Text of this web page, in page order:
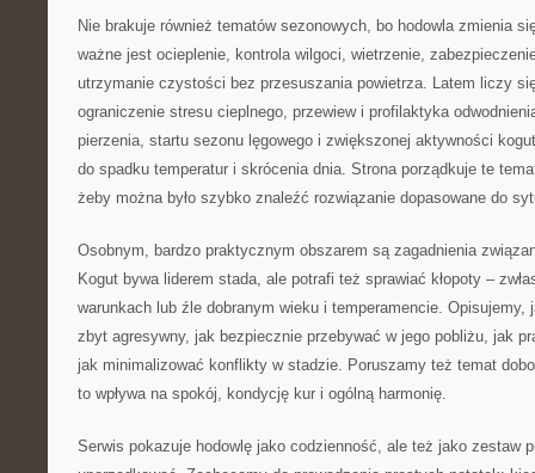
Nie brakuje również tematów sezonowych, bo hodowla zmienia
ważne jest ocieplenie, kontrola wilgoci, wietrzenie,
utrzymanie czystości bez przesuszania powietrza. Latem liczy
ograniczenie stresu cieplnego, przewiew i profilaktyka
pierzenia, startu sezonu lęgowego i zwiększonej aktywności
do spadku temperatur i skrócenia dnia. Strona porządkuje te
żeby można było szybko znaleźć rozwiązanie dopasowane do
Osobnym, bardzo praktycznym obszarem są zagadnienia
Kogut bywa liderem stada, ale potrafi też sprawiać kłopoty –
warunkach lub źle dobranym wieku i temperamencie.
zbyt agresywny, jak bezpiecznie przebywać w jego pobliżu, jak
jak minimalizować konflikty w stadzie. Poruszamy też temat
to wpływa na spokój, kondycję kur i ogólną harmonię.
Serwis pokazuje hodowlę jako codzienność, ale też jako zestaw